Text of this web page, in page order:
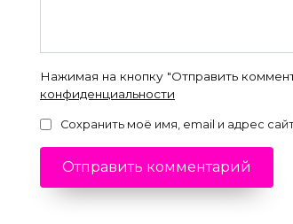
Нажимая на кнопку "Отправить
конфиденциальности
Сохранить моё имя, email и адрес